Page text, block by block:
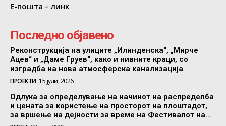
Е-пошта – линк
Последно објавено
Реконструкција на улиците „Илинденска“, „Мирче
Ацев“ и „Даме Груев“, како и нивните краци, со
изградба на нова атмосферска канализација
ПРОЕКТИ 15 јули, 2026
Одлука за определување на начинот на распределба
и цената за користење на просторот на плоштадот,
за вршење на дејности за време на Фестивалот на...